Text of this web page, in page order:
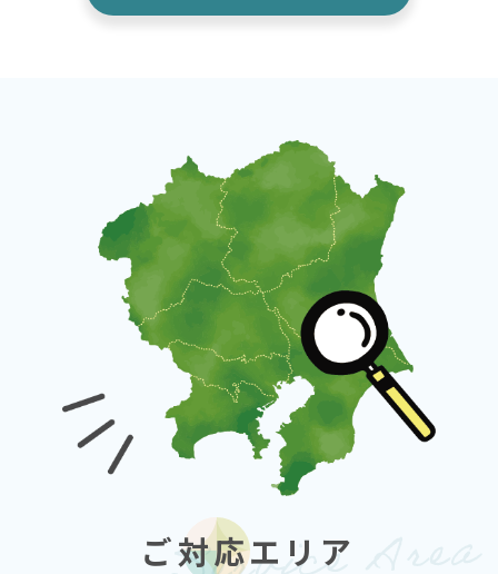
ご対応エリア